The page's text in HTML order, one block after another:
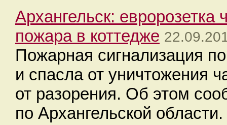
​Архангельск: евророзетка
пожара в коттедже
Пожарная сигнализация
и спасла от уничтожения
от разорения. Об этом
по Архангельской области.